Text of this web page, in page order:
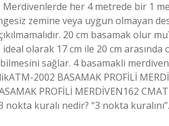
her 4 metrede bir 1
zemine veya uygun olmayan
20 cm basamak olur
olarak 17 cm ile 20 cm
sağlar. 4 basamakli
2002 BASAMAK PROFİLİ
PROFİLİ MERDİVEN162
kuralı nedir? “3 nokta